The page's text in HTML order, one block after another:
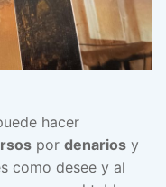
hacer
por denarios y
como desee y al